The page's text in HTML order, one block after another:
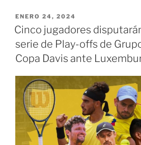
abril,
en
Padeling
de
Cali,
se
inicia
la
Primera
PUBLICADO
EL
ENERO 24, 2024
Cinco jugadores
serie de Play-offs de
Copa Davis ante